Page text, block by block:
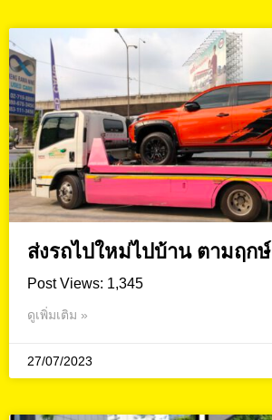
ส่งรถไปใหม่ไปบ้าน ตามฤกษ์
Post Views: 1,345
ดูเพิ่มเติม »
27/07/2023